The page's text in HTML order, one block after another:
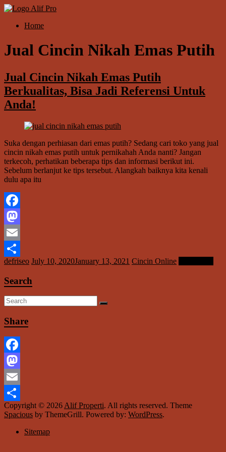
Skip
content
Alif
Menu Home
Jual Cincin Nikah Emas Putih
Jual Cincin Nikah Emas Putih
Berkualitas, Bisa Jadi Referensi Untuk
Anda!
Suka dengan perhiasan dari emas putih? Sedang cari toko yang jual
cincin nikah emas putih untuk pernikahah Anda nanti? Jangan
terkecoh, perhatikan beberapa tips dan informasi berikut ini.
Sebelum berlanjut ke tips tersebut. Alangkah baiknya kita kenali
dulu apa itu
Facebook
Mastodon
Email
Share
defriseo July 10, 2020January 13, 2021 Cincin Online
Search
Share
Facebook
Mastodon
Email
Share
Copyright © 2026 Alif Properti. All rights reserved. Theme
Spacious by ThemeGrill. Powered by: WordPress.
Sitemap